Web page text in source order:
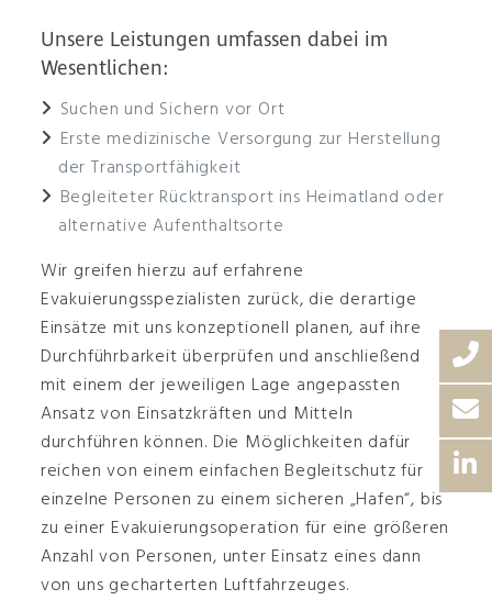
Unsere Leistungen umfassen dabei im
Wesentlichen:
Suchen und Sichern vor Ort
Erste medizinische Versorgung zur Herstellung
der Transportfähigkeit
Begleiteter Rücktransport ins Heimatland oder
alternative Aufenthaltsorte
Wir greifen hierzu auf erfahrene
Evakuierungsspezialisten zurück, die derartige
Einsätze mit uns konzeptionell planen, auf ihre
Durchführbarkeit überprüfen und anschließend
mit einem der jeweiligen Lage angepassten
Ansatz von Einsatzkräften und Mitteln
durchführen können. Die Möglichkeiten dafür
reichen von einem einfachen Begleitschutz für
einzelne Personen zu einem sicheren „Hafen“, bis
zu einer Evakuierungsoperation für eine größeren
Anzahl von Personen, unter Einsatz eines dann
von uns gecharterten Luftfahrzeuges.